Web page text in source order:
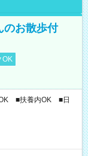
のお散歩付
OK
■扶養内OK ■日